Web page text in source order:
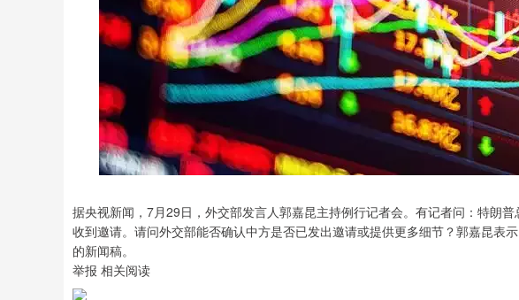
据央视新闻，7月29日，外交部发言人郭嘉昆主持例行记者会。有记者问：特朗
收到邀请。请问外交部能否确认中方是否已发出邀请或提供更多细节？郭嘉昆表
的新闻稿。
举报 相关阅读